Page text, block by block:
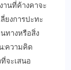
านที่ค้างคาจะ
ยงการปะทะ
ทางหรือสิ่ง
:ความคิด
จะเสนอ